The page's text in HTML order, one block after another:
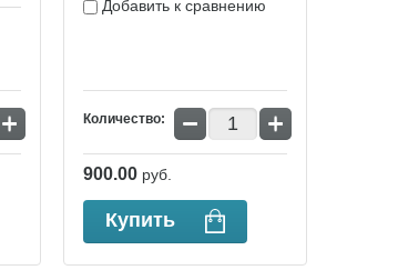
+
Добавить к сравнению
Количество: − +
900.00 руб.
Купить